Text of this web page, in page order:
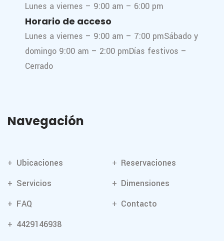
Lunes a viernes – 9:00 am – 6:00 pm
Horario de acceso
Lunes a viernes – 9:00 am – 7:00 pmSábado y
domingo 9:00 am – 2:00 pmDías festivos –
Cerrado
Navegación
Ubicaciones
Reservaciones
Servicios
Dimensiones
FAQ
Contacto
4429146938